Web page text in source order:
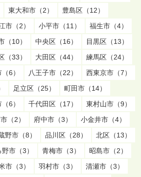
東大和市（2）
豊島区（12）
市（2） 小平市（11）
福生市（4）
（10） 中央区（16）
目黒区（13）
（33） 大田区（44）
練馬区（24）
6） 八王子市（22）
西東京市（7）
足立区（25）
町田市（14）
6） 千代田区（17）
東村山市（9）
（2） 府中市（3）
小金井市（4）
野市（8） 品川区（28）
北区（13）
市（3） 青梅市（3）
昭島市（2）
市（3） 羽村市（3）
清瀬市（3）